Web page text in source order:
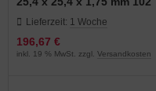
Lieferzeit: 1 Woche
196,67 €
inkl. 19 % MwSt. zzgl. Versandkosten